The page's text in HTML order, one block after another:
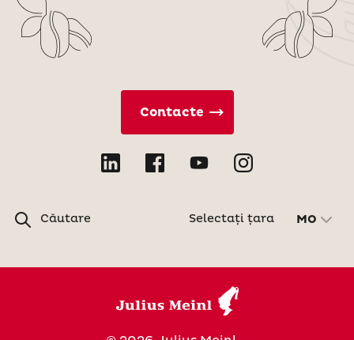
Căutare
Contacte
Selectați țara MO